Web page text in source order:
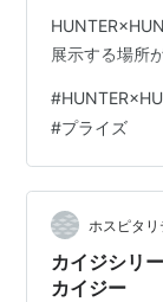
展示する場所
#
#プライズ
ホスピタ
カイジシリ
カイジー